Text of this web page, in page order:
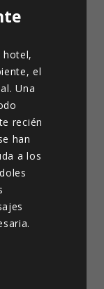
hotel,
el
Una
recién
han
a los